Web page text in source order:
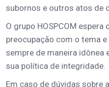
subornos e outros atos de
O grupo HOSPCOM
preocupação com o tema
sempre de maneira idônea
sua política de integridade.
Em caso de dúvidas sobre